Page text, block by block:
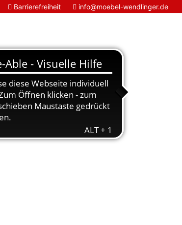
 Barrierefreiheit  info@moebel-wendlinger.de